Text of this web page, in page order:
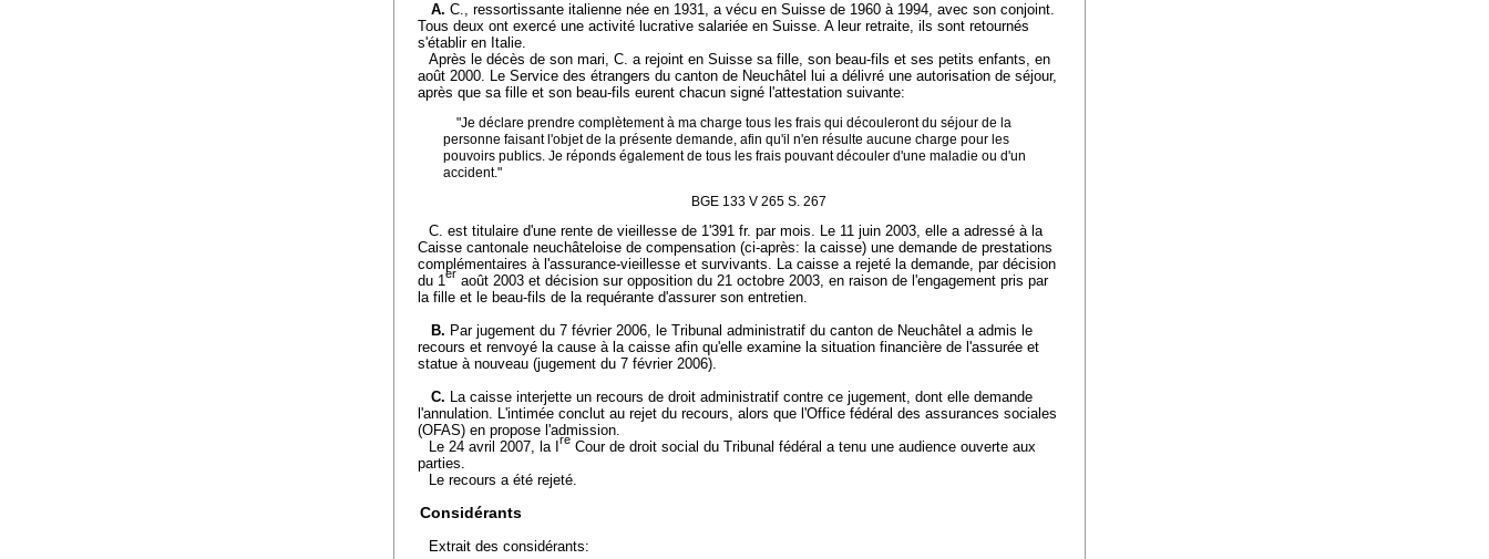
A. C., ressortissante italienne née en 1931, a vécu en Suisse de 1960 à 1994, avec son conjoint.
Tous deux ont exercé une activité lucrative salariée en Suisse. A leur retraite, ils sont retournés
s'établir en Italie.
Après le décès de son mari, C. a rejoint en Suisse sa fille, son beau-fils et ses petits enfants, en
août 2000. Le Service des étrangers du canton de Neuchâtel lui a délivré une autorisation de séjour,
après que sa fille et son beau-fils eurent chacun signé l'attestation suivante:
"Je déclare prendre complètement à ma charge tous les frais qui découleront du séjour de la
personne faisant l'objet de la présente demande, afin qu'il n'en résulte aucune charge pour les
pouvoirs publics. Je réponds également de tous les frais pouvant découler d'une maladie ou d'un
accident."
BGE 133 V 265 S. 267
C. est titulaire d'une rente de vieillesse de 1'391 fr. par mois. Le 11 juin 2003, elle a adressé à la
Caisse cantonale neuchâteloise de compensation (ci-après: la caisse) une demande de prestations
complémentaires à l'assurance-vieillesse et survivants. La caisse a rejeté la demande, par décision
du 1er août 2003 et décision sur opposition du 21 octobre 2003, en raison de l'engagement pris par
la fille et le beau-fils de la requérante d'assurer son entretien.
B. Par jugement du 7 février 2006, le Tribunal administratif du canton de Neuchâtel a admis le
recours et renvoyé la cause à la caisse afin qu'elle examine la situation financière de l'assurée et
statue à nouveau (jugement du 7 février 2006).
C. La caisse interjette un recours de droit administratif contre ce jugement, dont elle demande
l'annulation. L'intimée conclut au rejet du recours, alors que l'Office fédéral des assurances sociales
(OFAS) en propose l'admission.
Le 24 avril 2007, la I re Cour de droit social du Tribunal fédéral a tenu une audience ouverte aux
parties.
Le recours a été rejeté.
Considérants
Extrait des considérants: